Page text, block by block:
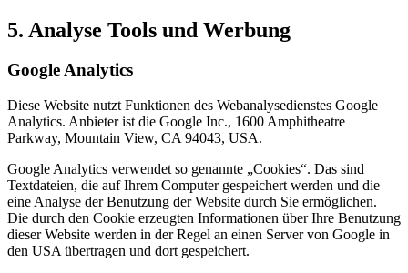
5. Analyse Tools und Werbung
Google Analytics
Diese Website nutzt Funktionen des Webanalysedienstes Google
Analytics. Anbieter ist die Google Inc., 1600 Amphitheatre
Parkway, Mountain View, CA 94043, USA.
Google Analytics verwendet so genannte „Cookies“. Das sind
Textdateien, die auf Ihrem Computer gespeichert werden und die
eine Analyse der Benutzung der Website durch Sie ermöglichen.
Die durch den Cookie erzeugten Informationen über Ihre Benutzung
dieser Website werden in der Regel an einen Server von Google in
den USA übertragen und dort gespeichert.